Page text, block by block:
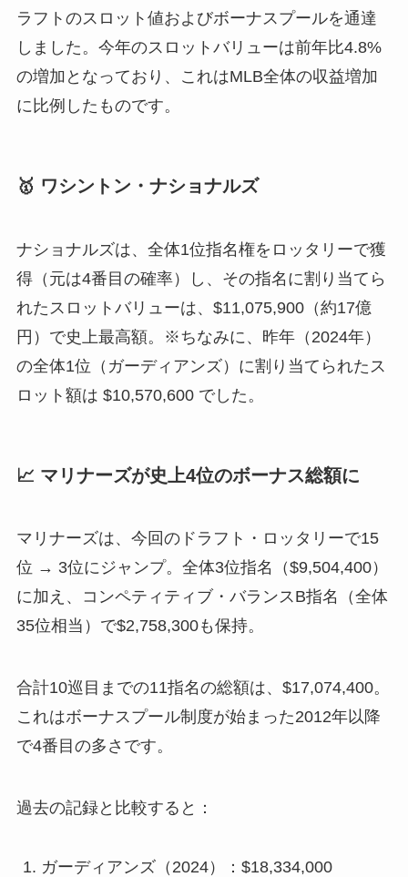
ラフトのスロット値およびボーナスプールを通達
しました。今年のスロットバリューは前年比4.8%
の増加となっており、これはMLB全体の収益増加
に比例したものです。
🥇 ワシントン・ナショナルズ
ナショナルズは、全体1位指名権をロッタリーで獲
得（元は4番目の確率）し、その指名に割り当てら
れたスロットバリューは、$11,075,900（約17億
円）で史上最高額。※ちなみに、昨年（2024年）
の全体1位（ガーディアンズ）に割り当てられたス
ロット額は $10,570,600 でした。
📈 マリナーズが史上4位のボーナス総額に
マリナーズは、今回のドラフト・ロッタリーで15
位 → 3位にジャンプ。全体3位指名（$9,504,400）
に加え、コンペティティブ・バランスB指名（全体
35位相当）で$2,758,300も保持。
合計10巡目までの11指名の総額は、$17,074,400。
これはボーナスプール制度が始まった2012年以降
で4番目の多さです。
過去の記録と比較すると：
ガーディアンズ（2024）：$18,334,000